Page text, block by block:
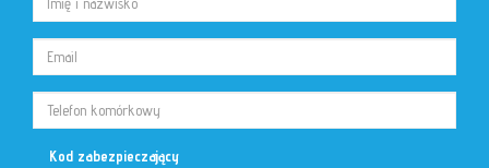
Kod zabezpieczający